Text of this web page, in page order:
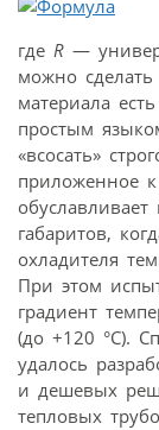
где R —
можно
материала
простым
«всосать»
приложенное
габаритов,
охладителя
При этом
градиент
(до +120 °С).
удалось
и дешевых
тепловых